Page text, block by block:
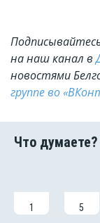
на наш канал в
новостями
группе во
1 5